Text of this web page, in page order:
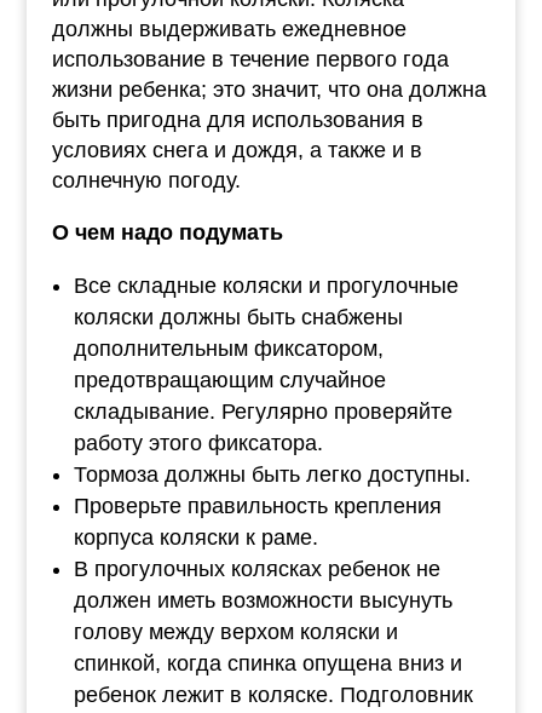
должны выдерживать ежедневное
использование в течение первого года
жизни ребенка; это значит, что она должна
быть пригодна для использования в
условиях снега и дождя, а также и в
солнечную погоду.
О чем надо подумать
Все складные коляски и прогулочные
коляски должны быть снабжены
дополнительным фиксатором,
предотвращающим случайное
складывание. Регулярно проверяйте
работу этого фиксатора.
Тормоза должны быть легко доступны.
Проверьте правильность крепления
корпуса коляски к раме.
В прогулочных колясках ребенок не
должен иметь возможности высунуть
голову между верхом коляски и
спинкой, когда спинка опущена вниз и
ребенок лежит в коляске. Подголовник